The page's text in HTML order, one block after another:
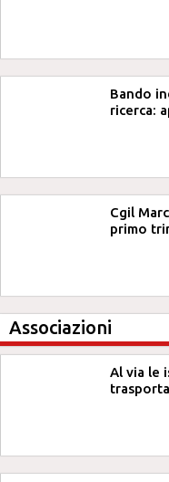
Bando
ricerca:
Cgil
primo
Associazioni
Al via le